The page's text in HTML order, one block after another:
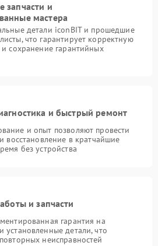
запчасти и
мастера
детали iconBIT и прошедшие
что гарантирует корректную
сохранение гарантийных
и быстрый ремонт
и опыт позволяют провести
восстановление в кратчайшие
без устройства
и запчасти
гарантия на
детали, что
неисправностей